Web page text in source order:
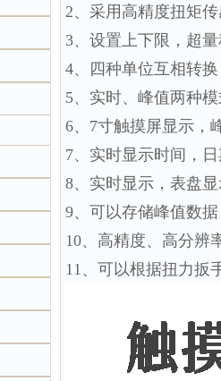
2、采用高精度扭矩
3、设置上下限，超
4、四种单位互相转换
5、实时、峰值两种
6、7寸触摸屏显示，
7、实时显示时间，
8、实时显示，表盘
9、可以存储峰值数
10、高精度、高分辨
11、可以根据扭力扳